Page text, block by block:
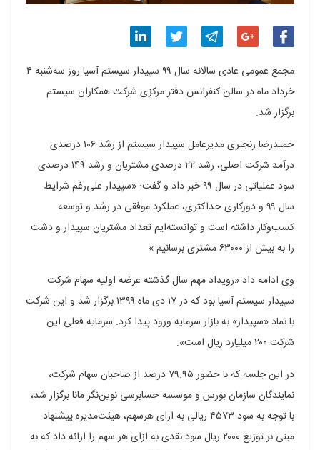
گذاری
در
فیسبوک
گذاری
گوگل
پلاس
گذاری
تلگرام
گذاری
توییتر
گذاری
لینکدین
مجمع عمومی عادی سالانه سال ۹۹ سپیدار سیستم آسیا روز سه‌شنبه ۴
خرداد ماه در سالن کنفرانس دفتر مرکزی شرکت همکاران سیستم
برگزار شد.
حمیدرضا رنجبری مدیرعامل سپیدار سیستم از رشد ۱۰۶ درصدی
درآمد شرکت اصلی، رشد ۲۲ درصدی مشتریان و رشد ۱۴۹ درصدی
سود عملیاتی در سال ۹۹ خبر داد و گفت: «سپیدار علی‌رغم شرایط
سال ۹۹ و دورکاری حداکثری، عملکرد موفقی در رشد و توسعه
کسب‌وکار داشته است و توانسته‌ایم تعداد مشتریان سپیدار و دشت
را به بیش از ۶۳۰۰۰ مشتری برسانیم.»
وی ادامه داد «رویداد مهم سال گذشته عرضه اولیه سهام شرکت
سپیدار سیستم آسیا بود که در ۱۷ دی ماه ۱۳۹۹ برگزار شد و این شرکت
با نماد «سپیدار» به بازار سرمایه ورود پیدا کرد. سرمایه فعلی این
شرکت ۲۰۰ میلیارد ریال است».
در این جلسه که با حضور ۷۹.۹۵ درصد از صاحبان سهام شرکت،
نمایندگان سازمان بورس و موسسه حسابرسی نوین‌نگر مانا برگزار شد،
با توجه به سود ۴۵۷۳ ریالی به ازای هرسهم، هیئت‌مدیره پیشنهاد
مبنی بر توزیع ۲۰۰۰ ریال سود نقدی به ازای هر سهم را ارائه داد که به